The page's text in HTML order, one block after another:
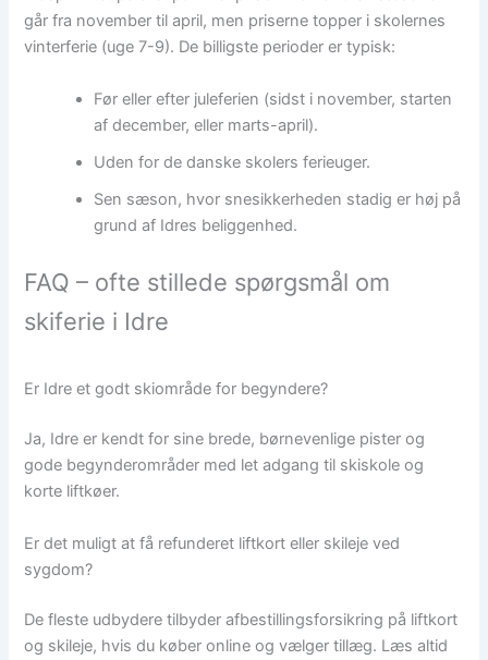
går fra november til april, men priserne topper i skolernes
vinterferie (uge 7-9). De billigste perioder er typisk:
Før eller efter juleferien (sidst i november, starten
af december, eller marts-april).
Uden for de danske skolers ferieuger.
Sen sæson, hvor snesikkerheden stadig er høj på
grund af Idres beliggenhed.
FAQ – ofte stillede spørgsmål om
skiferie i Idre
Er Idre et godt skiområde for begyndere?
Ja, Idre er kendt for sine brede, børnevenlige pister og
gode begynderområder med let adgang til skiskole og
korte liftkøer.
Er det muligt at få refunderet liftkort eller skileje ved
sygdom?
De fleste udbydere tilbyder afbestillingsforsikring på liftkort
og skileje, hvis du køber online og vælger tillæg. Læs altid